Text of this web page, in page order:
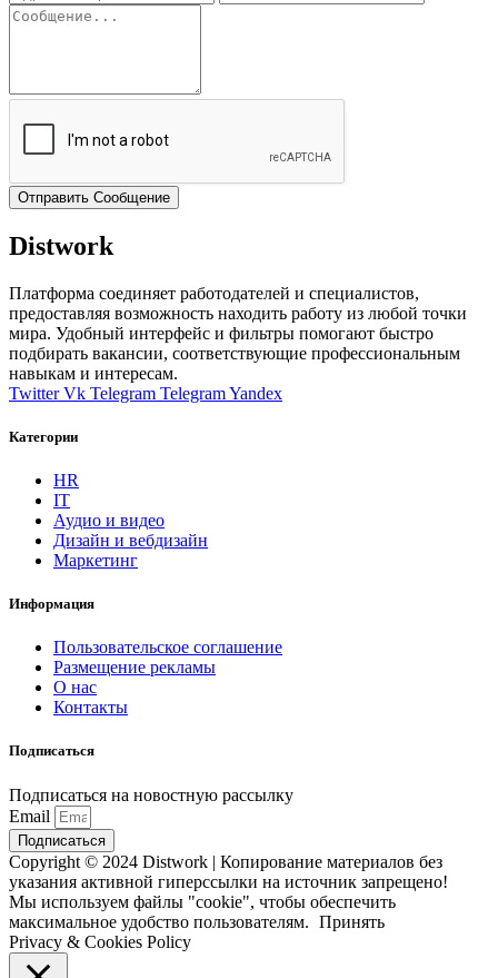
Отправить Сообщение
Distwork
Платформа соединяет работодателей и специалистов,
предоставляя возможность находить работу из любой точки
мира. Удобный интерфейс и фильтры помогают быстро
подбирать вакансии, соответствующие профессиональным
навыкам и интересам.
Twitter Vk Telegram TelegramYandex
Категории
HR
IT
Аудио и видео
Дизайн и вебдизайн
Маркетинг
Информация
Пользовательское соглашение
Размещение рекламы
О нас
Контакты
Подписаться
Подписаться на новостную рассылку
Email
Подписаться
Copyright © 2024 Distwork | Копирование материалов без
указания активной гиперссылки на источник запрещено!
Мы используем файлы "cookie", чтобы обеспечить
максимальное удобство пользователям. Принять
Privacy & Cookies Policy